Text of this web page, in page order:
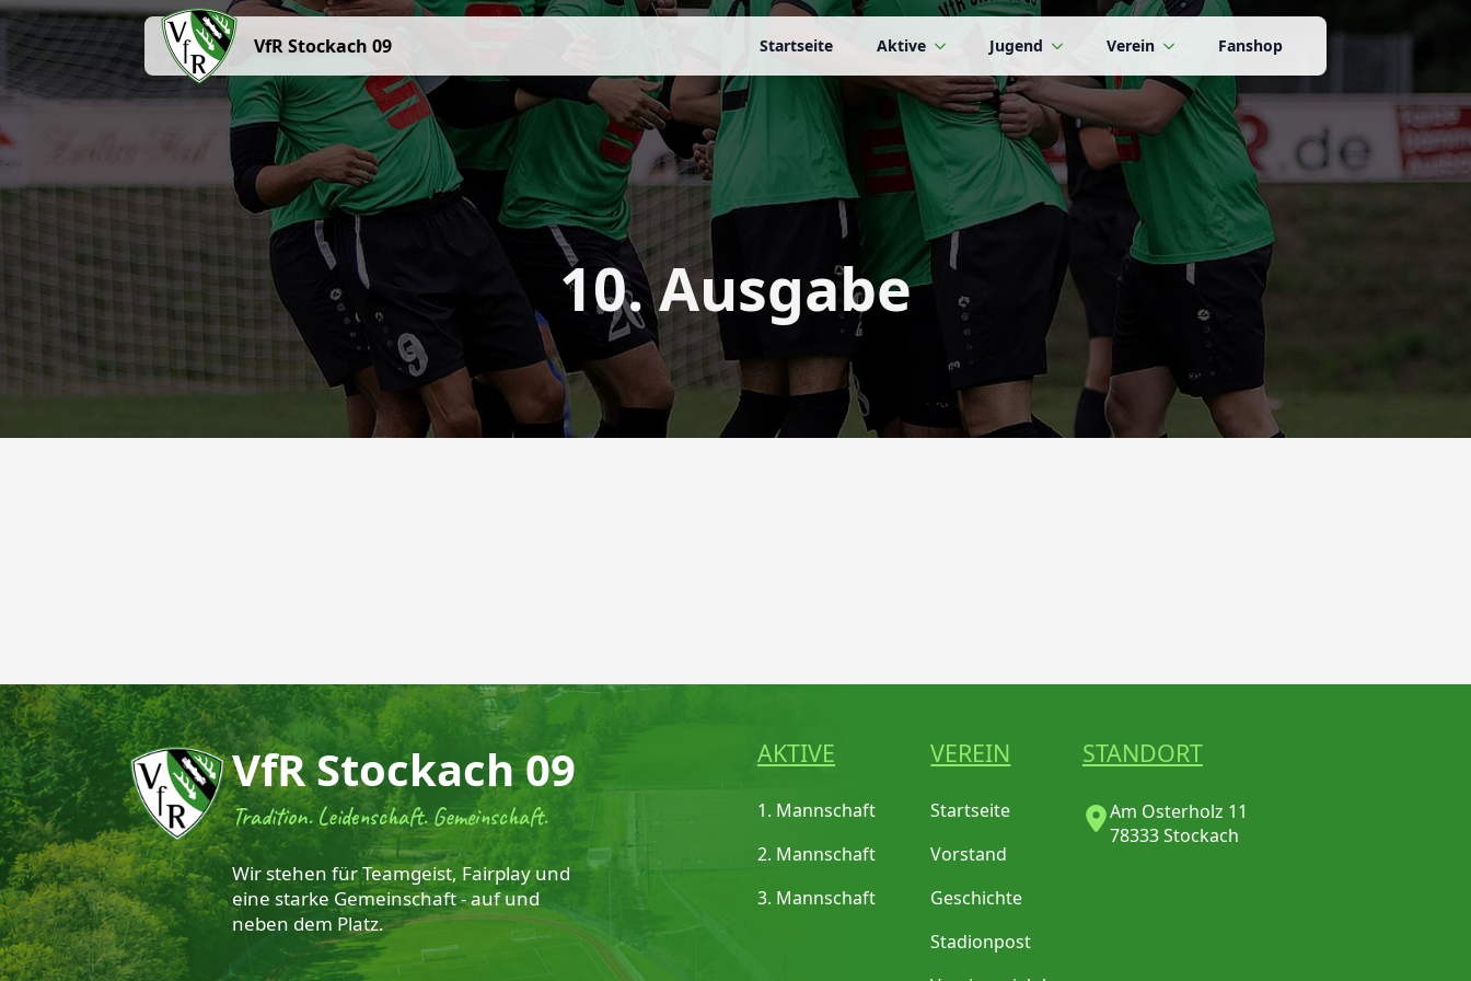
VfR Stockach 09 Startseite Aktive Jugend Verein Fanshop
10. Ausgabe
VfR Stockach 09
Tradition. Leidenschaft. Gemeinschaft.
Wir stehen für Teamgeist, Fairplay und
eine starke Gemeinschaft - auf und
neben dem Platz.
AKTIVE
1. Mannschaft
2. Mannschaft
3. Mannschaft
VEREIN
Startseite
Vorstand
Geschichte
Stadionpost
STANDORT
Am Osterholz 11
78333 Stockach